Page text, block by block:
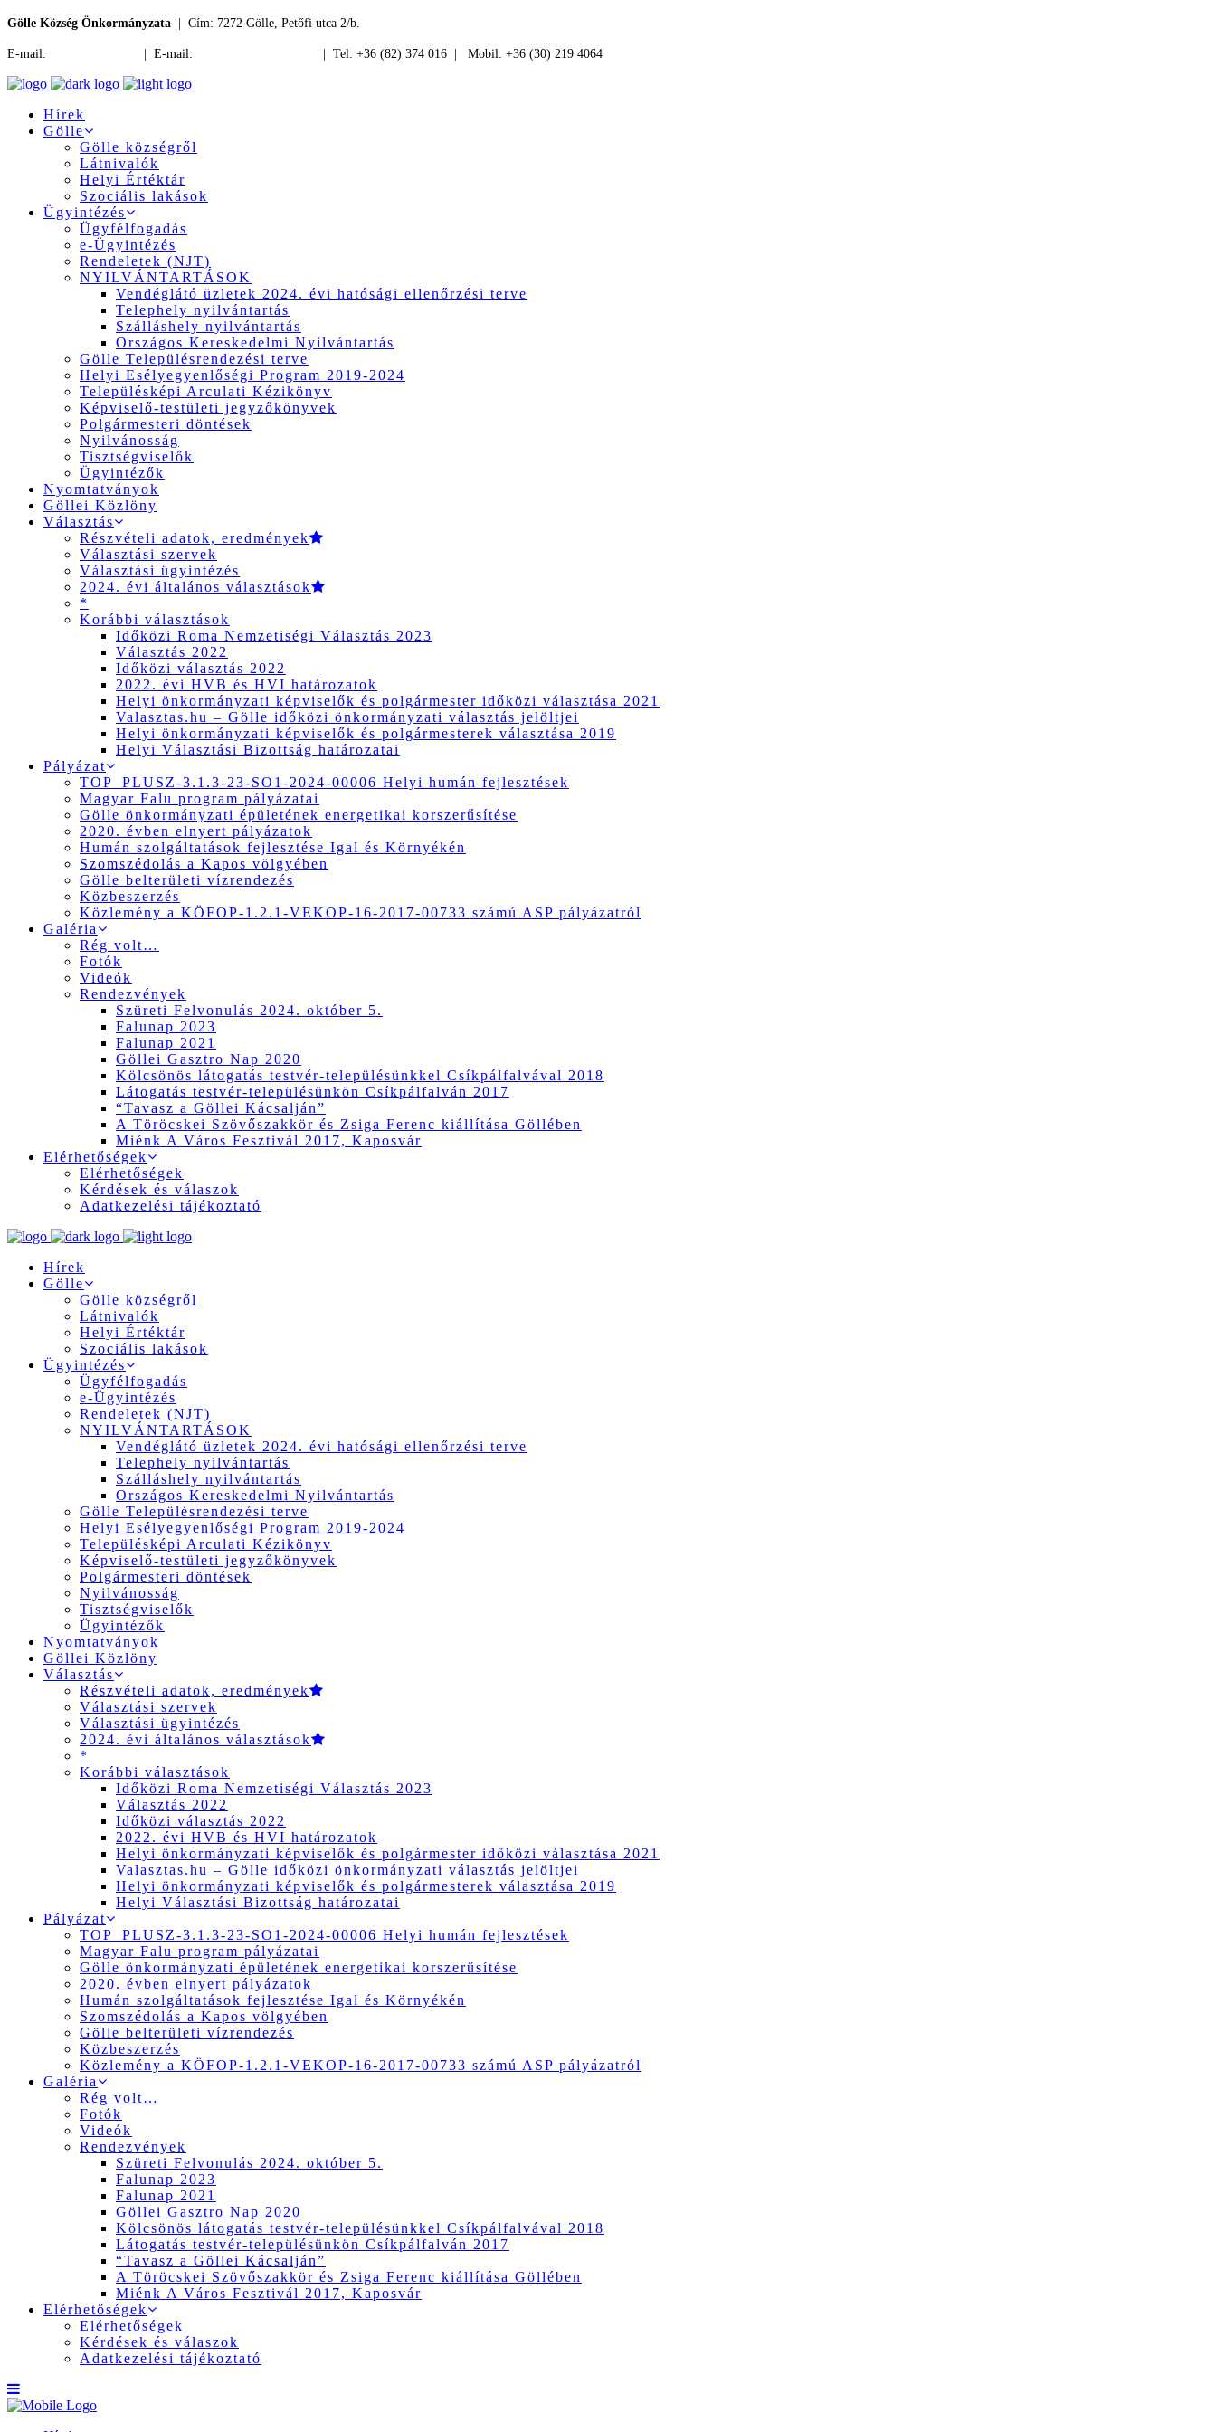
Gölle Község Önkormányzata | Cím: 7272 Gölle, Petőfi utca 2/b.
E-mail: | E-mail: | Tel: +36 (82) 374 016 | Mobil: +36 (30) 219 4064
Hírek
Gölle
Gölle községről
Látnivalók
Helyi Értéktár
Szociális lakások
Ügyintézés
Ügyfélfogadás
e-Ügyintézés
Rendeletek (NJT)
NYILVÁNTARTÁSOK
Vendéglátó üzletek 2024. évi hatósági ellenőrzési terve
Telephely nyilvántartás
Szálláshely nyilvántartás
Országos Kereskedelmi Nyilvántartás
Gölle Településrendezési terve
Helyi Esélyegyenlőségi Program 2019-2024
Településképi Arculati Kézikönyv
Képviselő-testületi jegyzőkönyvek
Polgármesteri döntések
Nyilvánosság
Tisztségviselők
Ügyintézők
Nyomtatványok
Göllei Közlöny
Választás
Részvételi adatok, eredmények
Választási szervek
Választási ügyintézés
2024. évi általános választások
*
Korábbi választások
Időközi Roma Nemzetiségi Választás 2023
Választás 2022
Időközi választás 2022
2022. évi HVB és HVI határozatok
Helyi önkormányzati képviselők és polgármester időközi választása 2021
Valasztas.hu – Gölle időközi önkormányzati választás jelöltjei
Helyi önkormányzati képviselők és polgármesterek választása 2019
Helyi Választási Bizottság határozatai
Pályázat
TOP_PLUSZ-3.1.3-23-SO1-2024-00006 Helyi humán fejlesztések
Magyar Falu program pályázatai
Gölle önkormányzati épületének energetikai korszerűsítése
2020. évben elnyert pályázatok
Humán szolgáltatások fejlesztése Igal és Környékén
Szomszédolás a Kapos völgyében
Gölle belterületi vízrendezés
Közbeszerzés
Közlemény a KÖFOP-1.2.1-VEKOP-16-2017-00733 számú ASP pályázatról
Galéria
Rég volt…
Fotók
Videók
Rendezvények
Szüreti Felvonulás 2024. október 5.
Falunap 2023
Falunap 2021
Göllei Gasztro Nap 2020
Kölcsönös látogatás testvér-településünkkel Csíkpálfalvával 2018
Látogatás testvér-településünkön Csíkpálfalván 2017
“Tavasz a Göllei Kácsalján”
A Töröcskei Szövőszakkör és Zsiga Ferenc kiállítása Göllében
Miénk A Város Fesztivál 2017, Kaposvár
Elérhetőségek
Elérhetőségek
Kérdések és válaszok
Adatkezelési tájékoztató
Hírek
Gölle
Gölle községről
Látnivalók
Helyi Értéktár
Szociális lakások
Ügyintézés
Ügyfélfogadás
e-Ügyintézés
Rendeletek (NJT)
NYILVÁNTARTÁSOK
Vendéglátó üzletek 2024. évi hatósági ellenőrzési terve
Telephely nyilvántartás
Szálláshely nyilvántartás
Országos Kereskedelmi Nyilvántartás
Gölle Településrendezési terve
Helyi Esélyegyenlőségi Program 2019-2024
Településképi Arculati Kézikönyv
Képviselő-testületi jegyzőkönyvek
Polgármesteri döntések
Nyilvánosság
Tisztségviselők
Ügyintézők
Nyomtatványok
Göllei Közlöny
Választás
Részvételi adatok, eredmények
Választási szervek
Választási ügyintézés
2024. évi általános választások
*
Korábbi választások
Időközi Roma Nemzetiségi Választás 2023
Választás 2022
Időközi választás 2022
2022. évi HVB és HVI határozatok
Helyi önkormányzati képviselők és polgármester időközi választása 2021
Valasztas.hu – Gölle időközi önkormányzati választás jelöltjei
Helyi önkormányzati képviselők és polgármesterek választása 2019
Helyi Választási Bizottság határozatai
Pályázat
TOP_PLUSZ-3.1.3-23-SO1-2024-00006 Helyi humán fejlesztések
Magyar Falu program pályázatai
Gölle önkormányzati épületének energetikai korszerűsítése
2020. évben elnyert pályázatok
Humán szolgáltatások fejlesztése Igal és Környékén
Szomszédolás a Kapos völgyében
Gölle belterületi vízrendezés
Közbeszerzés
Közlemény a KÖFOP-1.2.1-VEKOP-16-2017-00733 számú ASP pályázatról
Galéria
Rég volt…
Fotók
Videók
Rendezvények
Szüreti Felvonulás 2024. október 5.
Falunap 2023
Falunap 2021
Göllei Gasztro Nap 2020
Kölcsönös látogatás testvér-településünkkel Csíkpálfalvával 2018
Látogatás testvér-településünkön Csíkpálfalván 2017
“Tavasz a Göllei Kácsalján”
A Töröcskei Szövőszakkör és Zsiga Ferenc kiállítása Göllében
Miénk A Város Fesztivál 2017, Kaposvár
Elérhetőségek
Elérhetőségek
Kérdések és válaszok
Adatkezelési tájékoztató